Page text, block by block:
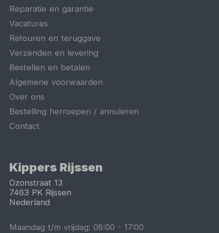
Reparatie en garantie
Vacatures
Retouren en teruggave
Verzenden en levering
Bestellen en betalen
Algemene voorwaarden
Over ons
Bestelling herroepen / annuleren
Contact
Kippers Rijssen
Ozonstraat 13
7463 PK Rijssen
Nederland
Maandag t/m vrijdag:08:00 -17:00